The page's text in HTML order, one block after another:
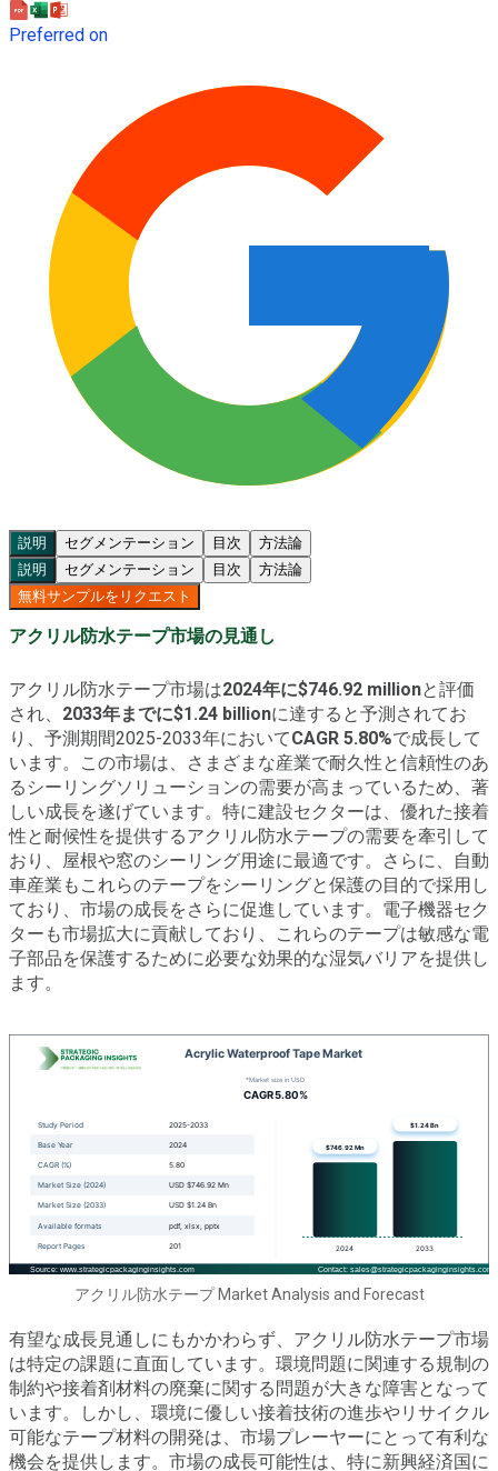
Preferred on
説明 セグメンテーション 目次
方法論
説明
セグメンテーション 目次
方法論
無料サンプルをリクエスト
アクリル防水テープ市場の見通し
アクリル防水テープ市場は2024年に$746.92 millionと評価
され、 2033年までに$1.24 billionに達すると予測されてお
り、予測期間2025-2033年においてCAGR 5.80%で成長して
います。この市場は、さまざまな産業で耐久性と信頼性のあ
るシーリングソリューションの需要が高まっているため、著
しい成長を遂げています。特に建設セクターは、優れた接着
性と耐候性を提供するアクリル防水テープの需要を牽引して
おり、屋根や窓のシーリング用途に最適です。さらに、自動
車産業もこれらのテープをシーリングと保護の目的で採用し
ており、市場の成長をさらに促進しています。電子機器セク
ターも市場拡大に貢献しており、これらのテープは敏感な電
子部品を保護するために必要な効果的な湿気バリアを提供し
ます。
アクリル防水テープ Market Analysis and Forecast
有望な成長見通しにもかかわらず、アクリル防水テープ市場
は特定の課題に直面しています。環境問題に関連する規制の
制約や接着剤材料の廃棄に関する問題が大きな障害となって
います。しかし、環境に優しい接着技術の進歩やリサイクル
可能なテープ材料の開発は、市場プレーヤーにとって有利な
機会を提供します。市場の成長可能性は、特に新興経済国に